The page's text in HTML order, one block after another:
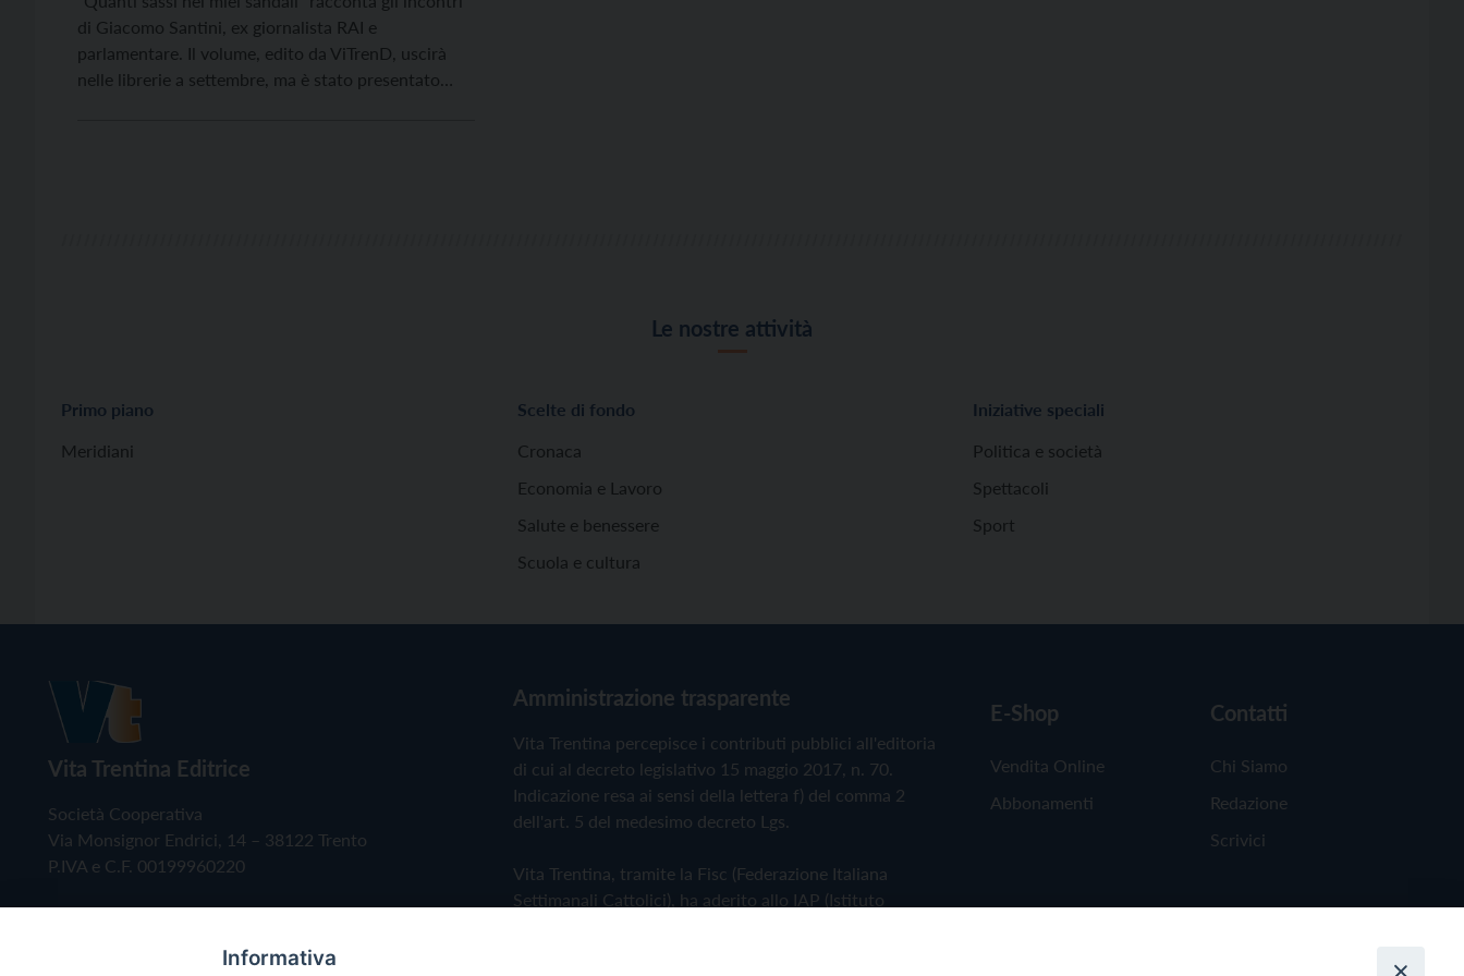
di Giacomo Santini, ex giornalista RAI e
parlamentare. Il volume, edito da ViTrenD, uscirà
nelle librerie a settembre, ma è stato presentato
Le nostre attività
Primo piano
Meridiani
Scelte di fondo
Cronaca
Economia e Lavoro
Salute e benessere
Scuola e cultura
Iniziative speciali
Politica e società
Spettacoli
Sport
Vita Trentina Editrice
Società Cooperativa
Via Monsignor Endrici, 14 – 38122 Trento
P.IVA e C.F. 00199960220
Amministrazione trasparente
Vita Trentina percepisce i contributi pubblici all'editoria
di cui al decreto legislativo 15 maggio 2017, n. 70.
Indicazione resa ai sensi della lettera f) del comma 2
dell'art. 5 del medesimo decreto Lgs.
Vita Trentina, tramite la Fisc (Federazione Italiana
Settimanali Cattolici), ha aderito allo IAP (Istituto
E-Shop
Vendita Online
Abbonamenti
Contatti
Chi Siamo
Redazione
Scrivici
Informativa